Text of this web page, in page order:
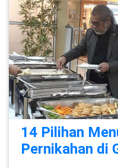
14 Pilihan
Pernikahan di